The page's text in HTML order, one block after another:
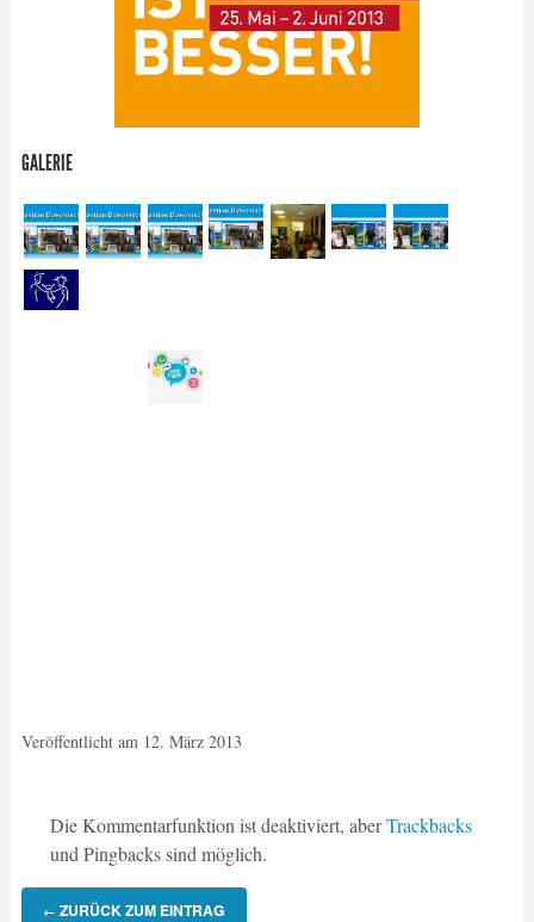
GALERIE
Veröffentlicht am 12. März 2013
Die Kommentarfunktion ist deaktiviert, aberTrackbacks
und Pingbacks sind möglich.
← ZURÜCK ZUM EINTRAG